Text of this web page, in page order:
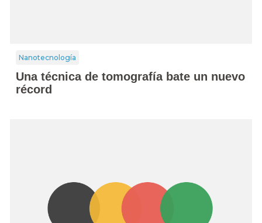
Nanotecnología
Una técnica de tomografía bate un nuevo
récord